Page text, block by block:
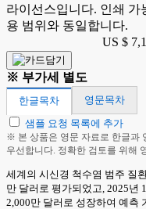
라이선스입니다. 인쇄 가
용 범위와 동일합니다.
US $
※ 부가세 별도
한글목차
영문목차
샘플 요청 목록에 추가
※ 본 상품은 영문 자료로 한글과
우선합니다. 정확한 검토를 위해
세계의 시신경 척수염 범주 질
만 달러로 평가되었고, 2025년
2,000만 달러로 성장하여 예측